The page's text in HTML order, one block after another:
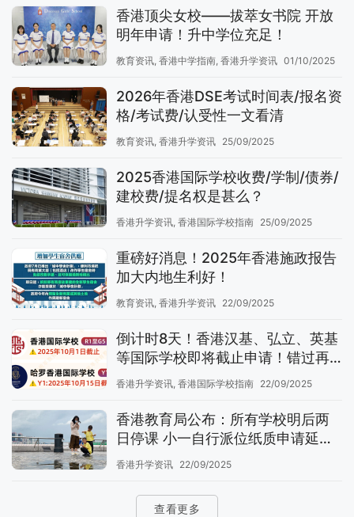
香港顶尖女校——拔萃女书院 开放
明年申请！升中学位充足！
教育资讯, 香港中学指南, 香港升学资讯 01/10/2025
2026年香港DSE考试时间表/报名资
格/考试费/认受性一文看清
教育资讯, 香港升学资讯 25/09/2025
2025香港国际学校收费/学制/债券/
建校费/提名权是甚么？
香港升学资讯, 香港国际学校指南 25/09/2025
重磅好消息！2025年香港施政报告
加大内地生利好！
教育资讯, 香港升学资讯 22/09/2025
倒计时8天！香港汉基、弘立、英基
等国际学校即将截止申请！错过再
等一年！
香港升学资讯, 香港国际学校指南 22/09/2025
香港教育局公布：所有学校明后两
日停课 小一自行派位纸质申请延期
至9月30日
香港升学资讯 22/09/2025
查看更多